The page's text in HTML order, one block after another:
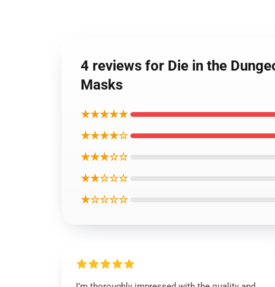
4 reviews for Die in the
Masks
★★★★★
★★★★☆
★★★☆☆
★★☆☆☆
★☆☆☆☆